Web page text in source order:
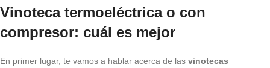
Vinoteca termoeléctrica o con
compresor: cuál es mejor
En primer lugar, te vamos a hablar acerca de las vinotecas